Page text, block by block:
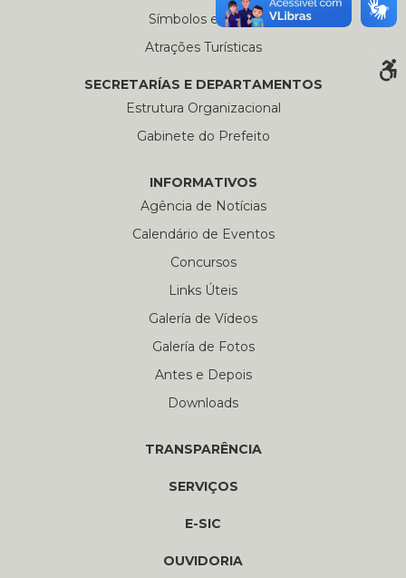
Símbolos e Hinos
Atrações Turísticas
SECRETARÍAS E DEPARTAMENTOS
Estrutura Organizacional
Gabinete do Prefeito
INFORMATIVOS
Agência de Notícias
Calendário de Eventos
Concursos
Links Úteis
Galería de Vídeos
Galería de Fotos
Antes e Depois
Downloads
TRANSPARÊNCIA
SERVIÇOS
E-SIC
OUVIDORIA